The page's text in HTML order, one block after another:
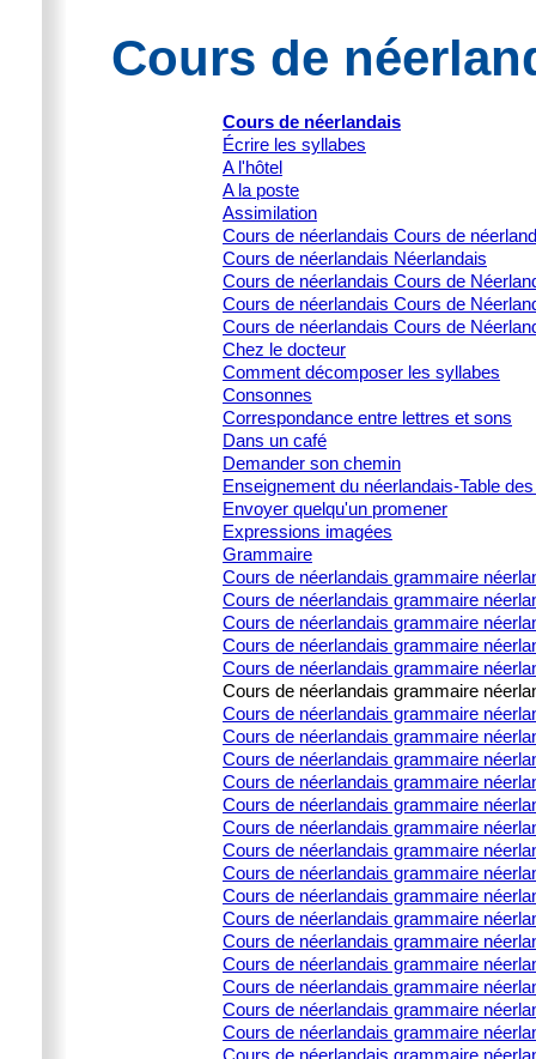
Cours de
Cours de néerlandais
Écrire les syllabes
A l'hôtel
A la poste
Assimilation
Cours de néerlandais Cours de
Cours de néerlandais Néerlandais
Cours de néerlandais Cours de
Cours de néerlandais Cours de
Cours de néerlandais Cours de
Chez le docteur
Comment décomposer les syllabes
Consonnes
Correspondance entre lettres et sons
Dans un café
Demander son chemin
Enseignement du néerlandais-Table
Envoyer quelqu'un promener
Expressions imagées
Grammaire
Cours de néerlandais grammaire
Cours de néerlandais grammaire
Cours de néerlandais grammaire
Cours de néerlandais grammaire
Cours de néerlandais grammaire
Cours de néerlandais grammaire
Cours de néerlandais grammaire
Cours de néerlandais grammaire
Cours de néerlandais grammaire
Cours de néerlandais grammaire
Cours de néerlandais grammaire
Cours de néerlandais grammaire
Cours de néerlandais grammaire
Cours de néerlandais grammaire
Cours de néerlandais grammaire
Cours de néerlandais grammaire
Cours de néerlandais grammaire
Cours de néerlandais grammaire
Cours de néerlandais grammaire
Cours de néerlandais grammaire
Cours de néerlandais grammaire
Cours de néerlandais grammaire